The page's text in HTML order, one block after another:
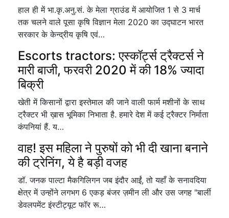
हाल ही में भा.कृ.अनु.सं. के मेला ग्राउंड में आयोजित 1 से 3 मार्च
तक चलने वाले पूसा कृषि विज्ञान मेला 2020 का उद्घाटन भारत
सरकार के केन्द्रीय कृषि एवं…
Escorts tractors: एस्कॉर्ट्स ट्रैक्टर्स ने
मारी बाजी, फरवरी 2020 में की 18% ज्यादा
बिक्री
खेती में किसानों द्वारा इस्तेमाल की जाने वाली फार्म मशीनों के साथ
ट्रैक्टर भी ख़ास भूमिका निभाता है. हमारे देश में कई ट्रैक्टर निर्माता
कंपनियां हैं. य…
वाह! इस महिला ने पुरुषों को भी दी खाना बनाने
की ट्रेनिंग, ये है बड़ी वजह
डॉ. जनक पाल्टा मैकगिलिगन जब इंदौर आईं, तो यहाँ के सनावदिया
क्षेत्र में उन्होंने लगभग 6 एकड़ बंजर ज़मीन ली और उस जगह "बार्ली
डेवलपमेंट इंस्टीट्यूट फॉर रू…